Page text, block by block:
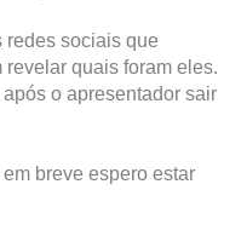
redes sociais que
quais foram eles.
o apresentador sair
breve espero estar